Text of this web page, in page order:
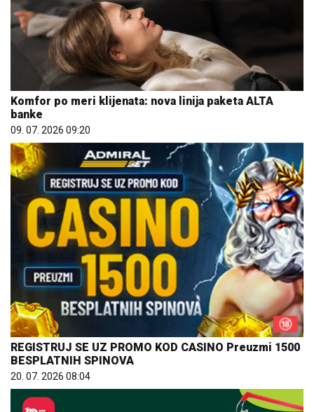
Komfor po meri klijenata: nova linija paketa ALTA
banke
09. 07. 2026 09:20
REGISTRUJ SE UZ PROMO KOD CASINO Preuzmi 1500
BESPLATNIH SPINOVA
20. 07. 2026 08:04